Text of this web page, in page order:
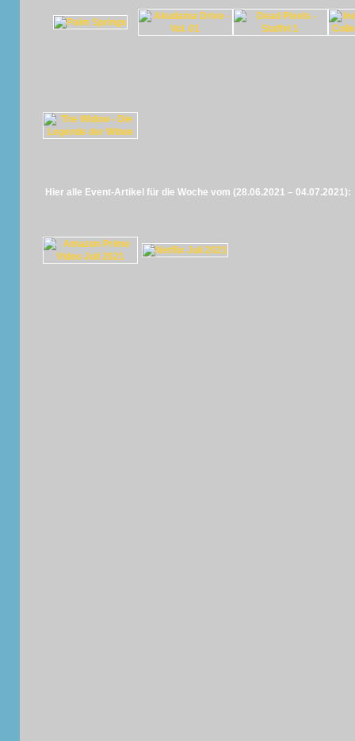
Hier alle Event-Artikel für die Woche vom (28.06.2021 – 04.07.2021):